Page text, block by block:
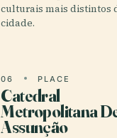
culturais mais distintos
cidade.
06 PLACE
Catedral
Metropolitana
Assunção